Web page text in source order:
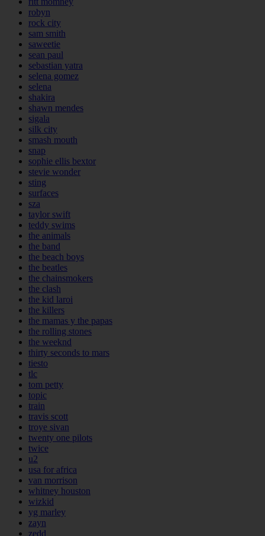
robyn
rock city
sam smith
saweetie
sean paul
sebastian yatra
selena gomez
selena
shakira
shawn mendes
sigala
silk city
smash mouth
snap
sophie ellis bextor
stevie wonder
sting
surfaces
sza
taylor swift
teddy swims
the animals
the band
the beach boys
the beatles
the chainsmokers
the clash
the kid laroi
the killers
the mamas y the papas
the rolling stones
the weeknd
thirty seconds to mars
tiesto
tlc
tom petty
topic
train
travis scott
troye sivan
twenty one pilots
twice
u2
usa for africa
van morrison
whitney houston
wizkid
yg marley
zayn
zedd